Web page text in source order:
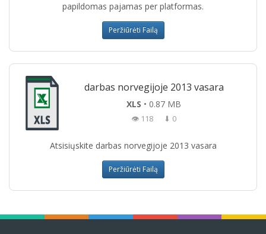
papildomas pajamas per platformas.
Peržiūrėti Failą
darbas norvegijoje 2013 vasara
XLS • 0.87 MB
👁 118 ⬇ 0
Atsisiųskite darbas norvegijoje 2013 vasara
Peržiūrėti Failą